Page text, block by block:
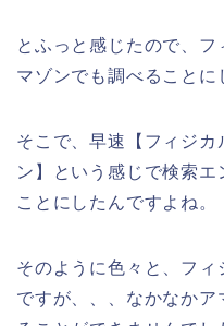
とふっと感じたので、
マゾンでも調べることに
そこで、早速【フィジ
ン】という感じで検索
ことにしたんですよね。
そのように色々と、フ
ですが、、、なかなか